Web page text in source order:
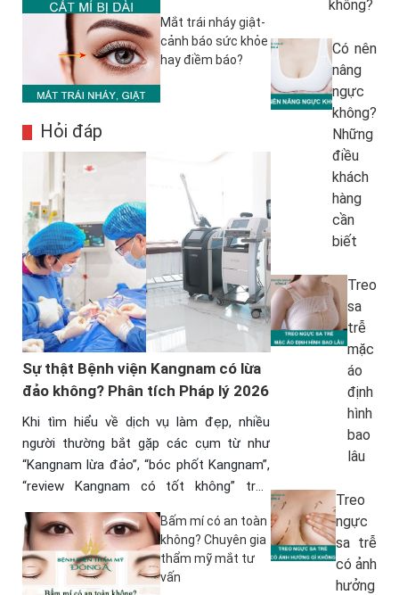
Mắt trái nháy giật-
cảnh báo sức khỏe
hay điềm báo?
Hỏi đáp
Sự thật Bệnh viện Kangnam có lừa
đảo không? Phân tích Pháp lý 2026
Khi tìm hiểu về dịch vụ làm đẹp, nhiều
người thường bắt gặp các cụm từ như
“Kangnam lừa đảo”, “bóc phốt Kangnam”,
“review Kangnam có tốt không” trên
Bấm mí có an toàn
không? Chuyên gia
thẩm mỹ mắt tư
vấn
không?
Có nên
nâng
ngực
không?
Những
điều
khách
hàng
cần
biết
Treo
sa
trễ
mặc
áo
định
hình
bao
lâu
Treo
ngực
sa trễ
có ảnh
hưởng